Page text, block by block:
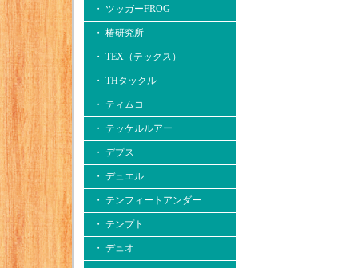
・ ツッガーFROG
・ 椿研究所
・ TEX（テックス）
・ THタックル
・ ティムコ
・ テッケルルアー
・ デプス
・ デュエル
・ テンフィートアンダー
・ テンプト
・ デュオ